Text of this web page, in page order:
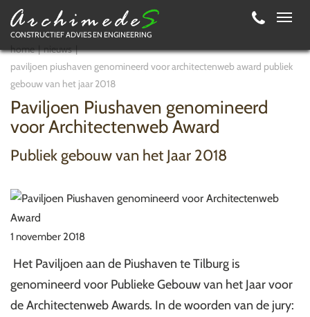
CONSTRUCTIEF ADVIES EN ENGINEERING
home
nieuws
paviljoen piushaven genomineerd voor architectenweb award publiek
gebouw van het jaar 2018
Paviljoen Piushaven genomineerd
voor Architectenweb Award
Publiek gebouw van het Jaar 2018
1 november 2018
Het Paviljoen aan de Piushaven te Tilburg is
genomineerd voor Publieke Gebouw van het Jaar voor
de Architectenweb Awards. In de woorden van de jury: